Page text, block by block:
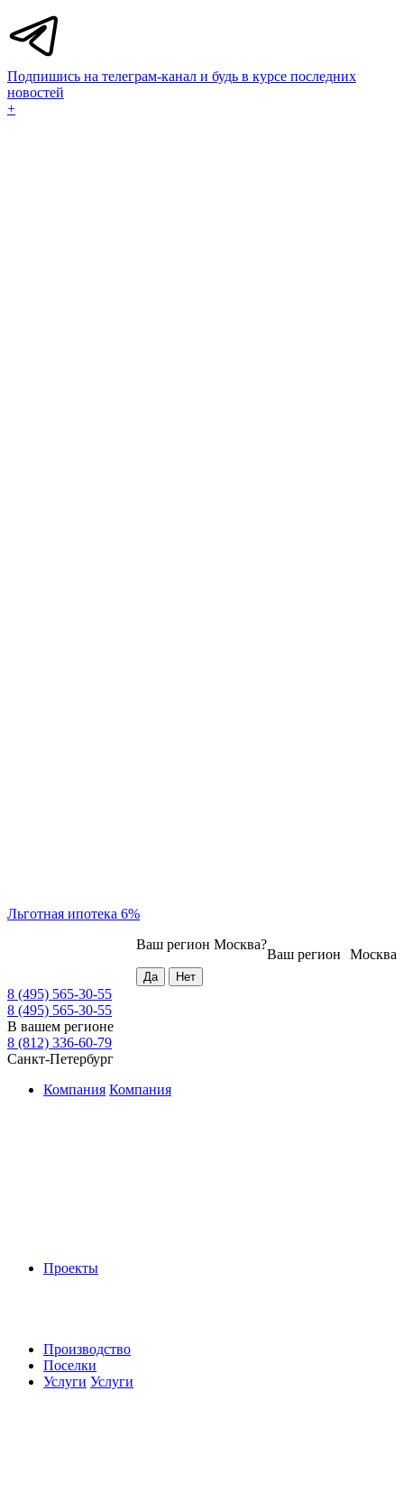
Подпишись на телеграм-канал и будь в курсе последних
новостей
+
Льготная ипотека 6%
Москва
Ваш регион
Ваш регион Москва?
8 (495) 565-30-55
8 (495) 565-30-55
В вашем регионе
8 (812) 336-60-79
Санкт-Петербург
Компания Компания
Проекты
Производство
Поселки
Услуги Услуги